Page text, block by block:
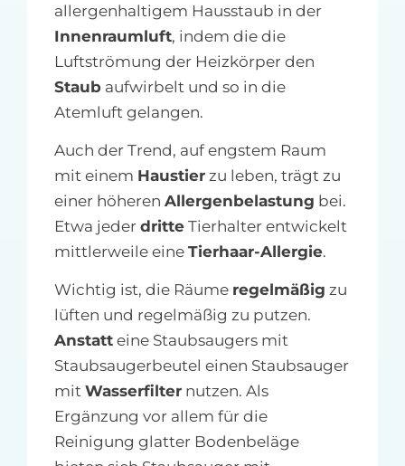
allergenhaltigem Hausstaub in der
Innenraumluft, indem die die
Luftströmung der Heizkörper den
Staubaufwirbelt und so in die
Atemluft gelangen.
Auch der Trend, auf engstem Raum
mit einem Haustierzu leben, trägt zu
einer höheren Allergenbelastung bei.
Etwa jeder dritteTierhalter entwickelt
mittlerweile eine Tierhaar-Allergie.
Wichtig ist, die Räume regelmäßig zu
lüften und regelmäßig zu putzen.
Anstatteine Staubsaugers mit
Staubsaugerbeutel einen Staubsauger
mit Wasserfilternutzen. Als
Ergänzung vor allem für die
Reinigung glatter Bodenbeläge